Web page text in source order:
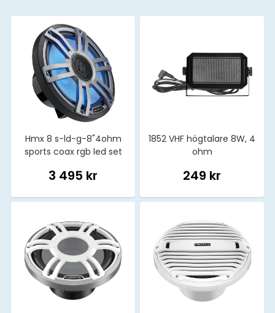
Hmx 8 s-ld-g-8"4ohm
sports coax rgb led set
3 495 kr
1852 VHF högtalare 8W, 4
ohm
249 kr